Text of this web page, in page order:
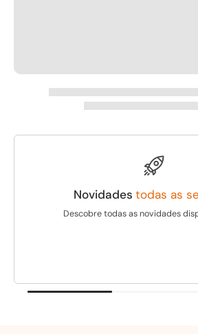
Novidades todas as
Descobre todas as novidades